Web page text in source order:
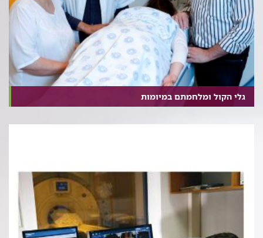
גלי הקול ומלחמתם במיומות